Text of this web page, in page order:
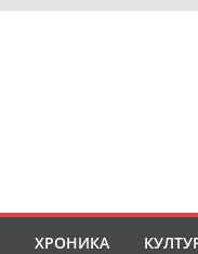
ХРОНИКА